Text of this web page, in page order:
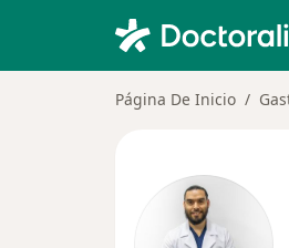
Página De Inicio